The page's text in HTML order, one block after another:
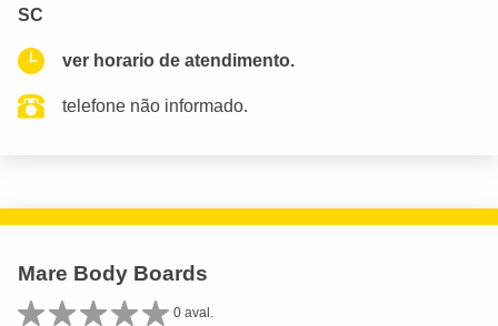
SC
ver horario de atendimento.
telefone não informado.
Mare Body Boards
0 aval.